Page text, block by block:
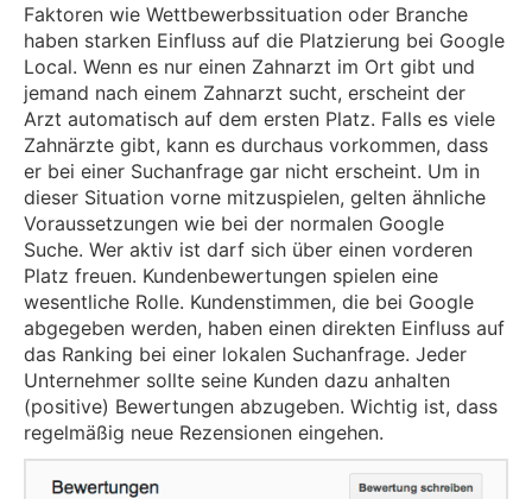
Faktoren wie Wettbewerbssituation oder Branche
haben starken Einfluss auf die Platzierung bei Google
Local. Wenn es nur einen Zahnarzt im Ort gibt und
jemand nach einem Zahnarzt sucht, erscheint der
Arzt automatisch auf dem ersten Platz. Falls es viele
Zahnärzte gibt, kann es durchaus vorkommen, dass
er bei einer Suchanfrage gar nicht erscheint. Um in
dieser Situation vorne mitzuspielen, gelten ähnliche
Voraussetzungen wie bei der normalen Google
Suche. Wer aktiv ist darf sich über einen vorderen
Platz freuen. Kundenbewertungen spielen eine
wesentliche Rolle. Kundenstimmen, die bei Google
abgegeben werden, haben einen direkten Einfluss auf
das Ranking bei einer lokalen Suchanfrage. Jeder
Unternehmer sollte seine Kunden dazu anhalten
(positive) Bewertungen abzugeben. Wichtig ist, dass
regelmäßig neue Rezensionen eingehen.